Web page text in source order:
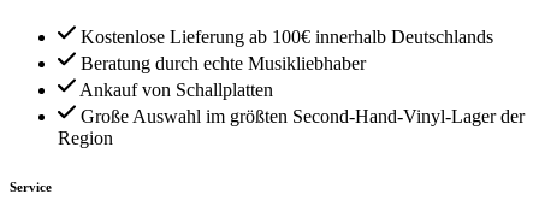
Kostenlose Lieferung ab 100€ innerhalb Deutschlands
Beratung durch echte Musikliebhaber
Ankauf von Schallplatten
Große Auswahl im größten Second-Hand-Vinyl-Lager der
Region
Service